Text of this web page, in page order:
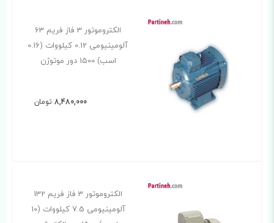
الکتروموتور 3 فاز فریم 63
آلومینیومی 0.12 کیلووات (0.16
اسب) 1500 دور موتوژن
8,480,000 تومان
الکتروموتور 3 فاز فریم 132
آلومینیومی 7.5 کیلووات (10